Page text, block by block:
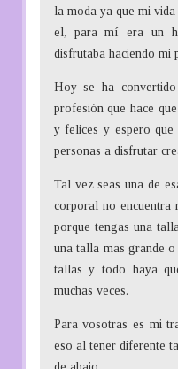
r
:
la moda ya que mi
el, para mí era un
disfrutaba haciendo mi
Hoy se ha
profesión que hace
y felices y espero
personas a disfrutar
Tal vez seas una de
corporal no encuentra
porque tengas una
una talla mas grande
tallas y todo haya
muchas veces.
Para vosotras es mi
eso al tener diferente